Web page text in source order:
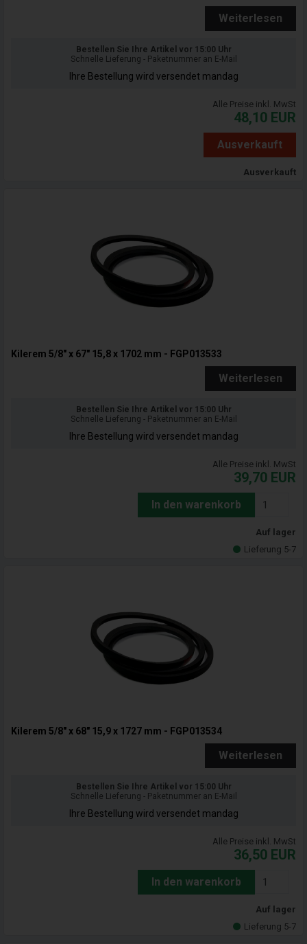
Weiterlesen
Bestellen Sie Ihre Artikel vor 15:00 Uhr
Schnelle Lieferung - Paketnummer an E-Mail
Ihre Bestellung wird versendet mandag
Alle Preise inkl. MwSt
48,10 EUR
Ausverkauft
Ausverkauft
Kilerem 5/8" x 67" 15,8 x 1702 mm - FGP013533
Weiterlesen
Bestellen Sie Ihre Artikel vor 15:00 Uhr
Schnelle Lieferung - Paketnummer an E-Mail
Ihre Bestellung wird versendet mandag
Alle Preise inkl. MwSt
39,70 EUR
In den warenkorb
Auf lager
Lieferung 5-7
Kilerem 5/8" x 68" 15,9 x 1727 mm - FGP013534
Weiterlesen
Bestellen Sie Ihre Artikel vor 15:00 Uhr
Schnelle Lieferung - Paketnummer an E-Mail
Ihre Bestellung wird versendet mandag
Alle Preise inkl. MwSt
36,50 EUR
In den warenkorb
Auf lager
Lieferung 5-7